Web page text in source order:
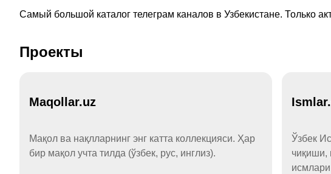
Самый большой каталог телеграм каналов в Узбекистане. Только
Проекты
Maqollar.uz
Мақол ва нақлларнинг энг катта коллекцияси. Ҳар
бир мақол учта тилда (ўзбек, рус, инглиз).
Ўзбек
чиқиши,